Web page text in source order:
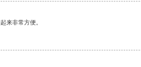
来非常方便。